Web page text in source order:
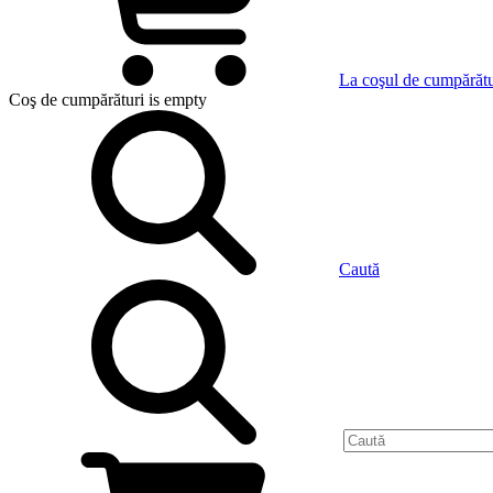
La coşul de
Coş de cumpărături is empty
Caută